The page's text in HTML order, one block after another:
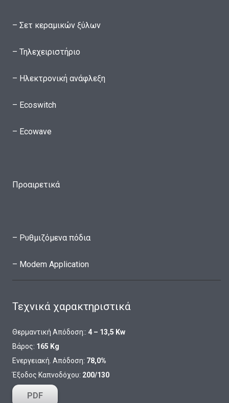
– Σετ κεραμικών ξύλων
– Τηλεχειριστήριο
– Ηλεκτρονική ανάφλεξη
– Ecoswitch
– Ecowave
Προαιρετικά
– Ρυθμιζόμενα πόδια
– Modem Application
Τεχνικά χαρακτηριστικά
Θερμαντική Απόδοση:: 4 – 13,5 Kw
Βάρος: 165 Kg
Ενεργειακή. Απόδοση: 78,0%
Έξοδος Καπνοδόχου: 200/130
PDF